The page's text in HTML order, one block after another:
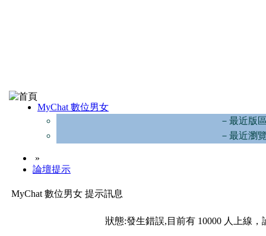
MyChat 數位男女
－最近版
－最近瀏
»
論壇提示
MyChat 數位男女 提示訊息
狀態:發生錯誤,目前有 10000 人上線